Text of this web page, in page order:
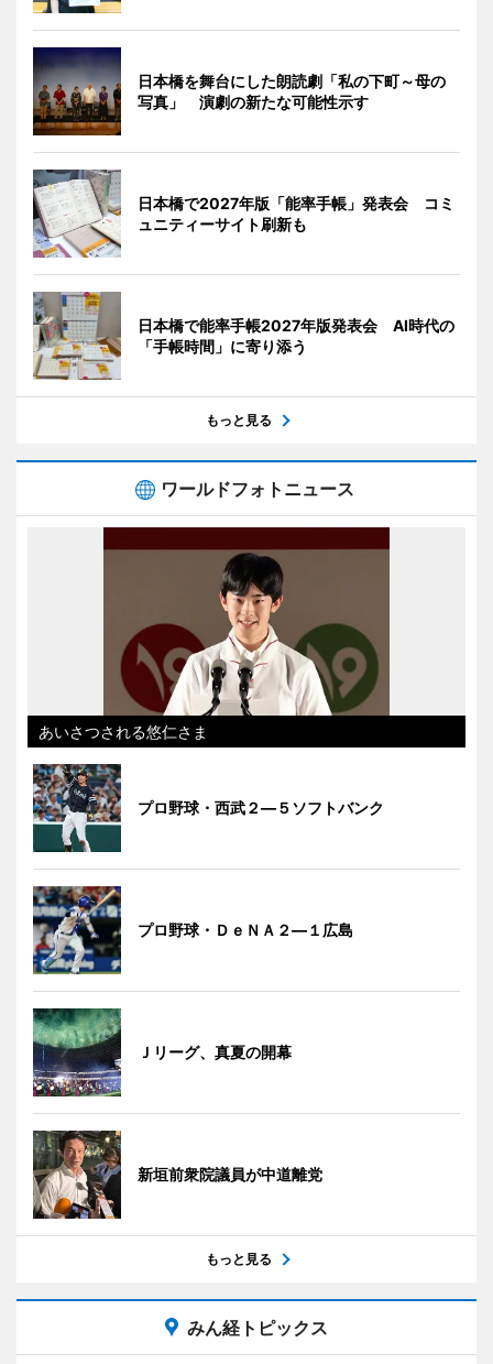
日本橋を舞台にした朗読劇「私の下町～母の
写真」 演劇の新たな可能性示す
日本橋で2027年版「能率手帳」発表会 コミ
ュニティーサイト刷新も
日本橋で能率手帳2027年版発表会 AI時代の
「手帳時間」に寄り添う
もっと見る
ワールドフォトニュース
あいさつされる悠仁さま
プロ野球・西武２―５ソフトバンク
プロ野球・ＤｅＮＡ２―１広島
Ｊリーグ、真夏の開幕
新垣前衆院議員が中道離党
もっと見る
みん経トピックス